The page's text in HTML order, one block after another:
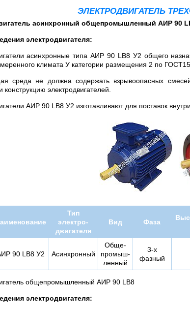
ЭЛЕКТРОДВИГАТЕЛЬ
асинхронный общепромышленный АИР 90
электродвигателя:
асинхронные типа АИР 90 LВ8 У2 общего
климата У категории размещения 2 по
среда не должна содержать взрывоопасных
конструкцию электродвигателей.
АИР 90 LВ8 У2 изготавливают для поставок
Тип
электро-
двигателя
Вид Фаза
90 LB8 У2 Асинхронный
Обще-
промыш-
ленный
3-х
фазный
общепромышленный АИР 90 LB8
электродвигателя: